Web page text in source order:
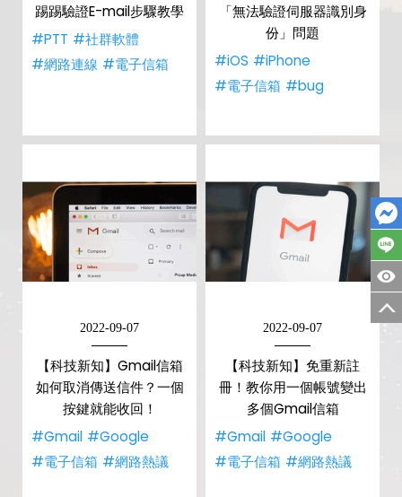
踢踢驗證E-mail步驟教學
#PTT #社群軟體
#網路連線 #電子信箱
「無法驗證伺服器識別身
份」問題
#iOS #iPhone
#電子信箱 #bug
2022-09-07
【科技新知】Gmail信箱
如何取消傳送信件？一個
按鍵就能收回！
#Gmail #Google
#電子信箱 #網路熱議
2022-09-07
【科技新知】免重新註
冊！教你用一個帳號變出
多個Gmail信箱
#Gmail #Google
#電子信箱 #網路熱議